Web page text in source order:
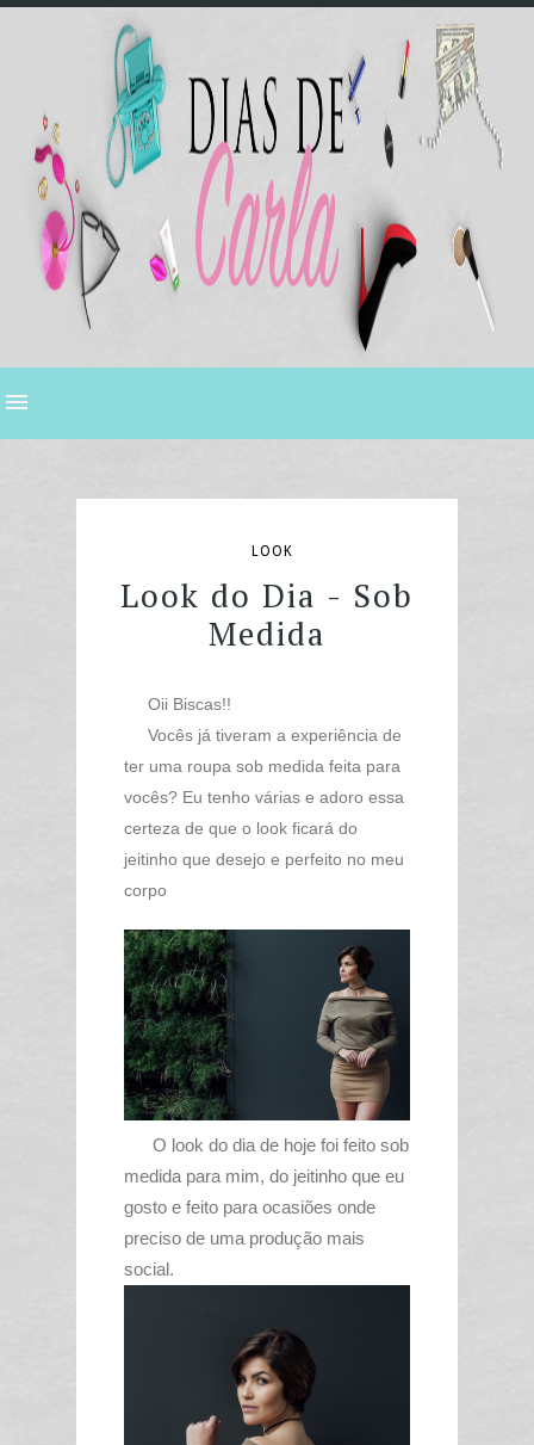
LOOK
Look do Dia - Sob
Medida
Oii Biscas!!
Vocês já tiveram a experiência de
ter uma roupa sob medida feita para
vocês? Eu tenho várias e adoro essa
certeza de que o look ficará do
jeitinho que desejo e perfeito no meu
corpo
O look do dia de hoje foi feito sob
medida para mim, do jeitinho que eu
gosto e feito para ocasiões onde
preciso de uma produção mais
social.